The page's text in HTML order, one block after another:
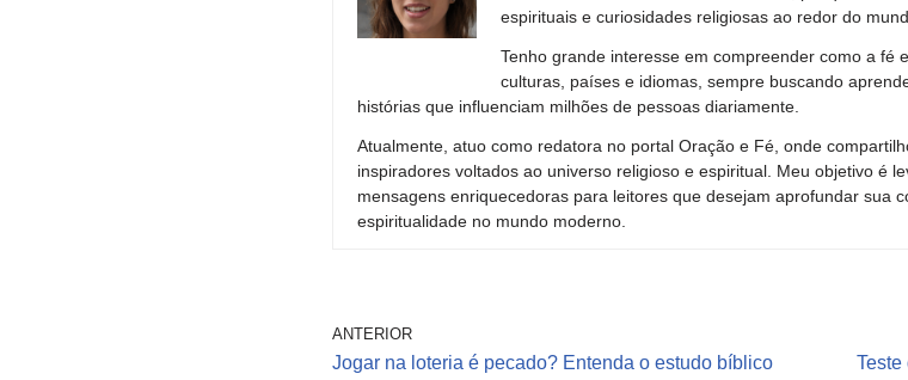
espirituais e curiosidades religiosas ao redor do
Tenho grande interesse em compreender como a fé
culturas, países e idiomas, sempre buscando
histórias que influenciam milhões de pessoas diariamente.
Atualmente, atuo como redatora no portal Oração e Fé, onde
inspiradores voltados ao universo religioso e espiritual. Meu objetivo é
mensagens enriquecedoras para leitores que desejam aprofundar sua
espiritualidade no mundo moderno.
ANTERIOR
Jogar na loteria é pecado? Entenda o estudo bíblico Teste